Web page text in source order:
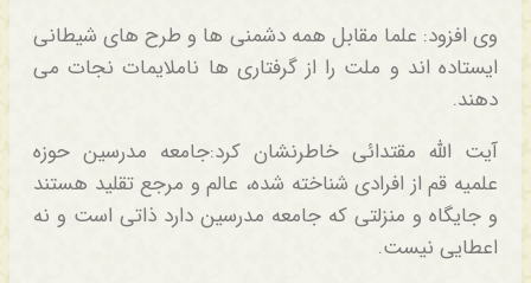
وی افزود: علما مقابل همه دشمنی ها و طرح های شیطانی
ایستاده اند و ملت را از گرفتاری ها ناملایمات نجات می
دهند.
آیت الله مقتدائی خاطرنشان کرد:جامعه مدرسین حوزه
علمیه قم از افرادی شناخته شده، عالم و مرجع تقلید هستند
و جایگاه و منزلتی که جامعه مدرسین دارد ذاتی است و نه
اعطایی نیست.